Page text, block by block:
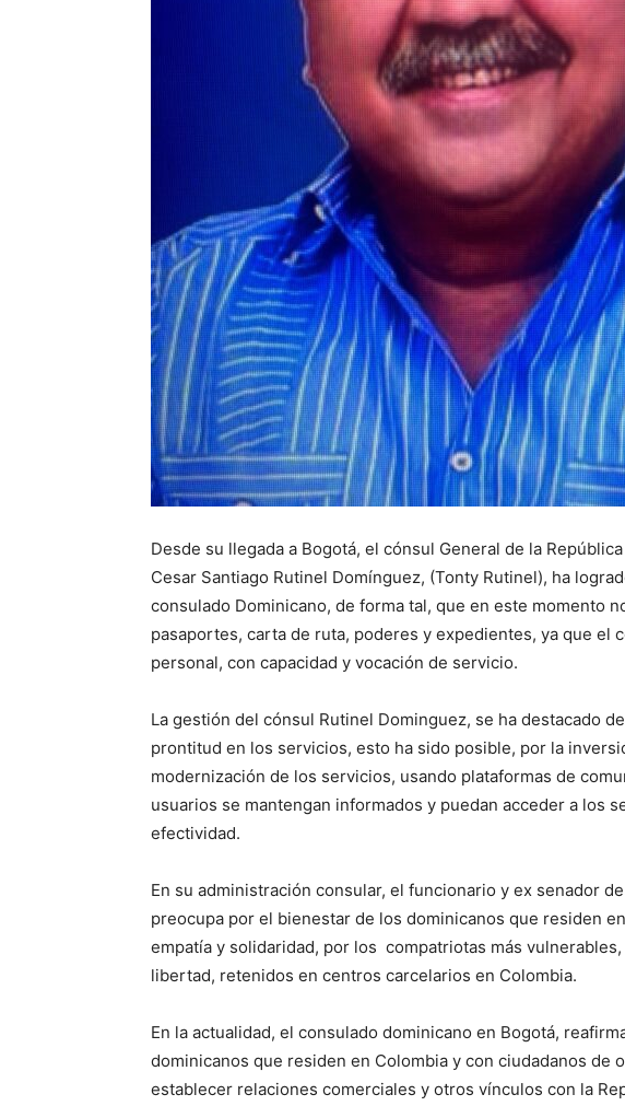
Desde su llegada a Bogotá, el cónsul General de la
Cesar Santiago Rutinel Domínguez, (Tonty Rutinel), ha
consulado Dominicano, de forma tal, que en este momento
pasaportes, carta de ruta, poderes y expedientes, ya que el
personal, con capacidad y vocación de servicio.
La gestión del cónsul Rutinel Dominguez, se ha destacado
prontitud en los servicios, esto ha sido posible, por la
modernización de los servicios, usando plataformas de
usuarios se mantengan informados y puedan acceder a los
efectividad.
En su administración consular, el funcionario y ex senador
preocupa por el bienestar de los dominicanos que residen
empatía y solidaridad, por los compatriotas más
libertad, retenidos en centros carcelarios en Colombia.
En la actualidad, el consulado dominicano en Bogotá,
dominicanos que residen en Colombia y con ciudadanos de
establecer relaciones comerciales y otros vínculos con la